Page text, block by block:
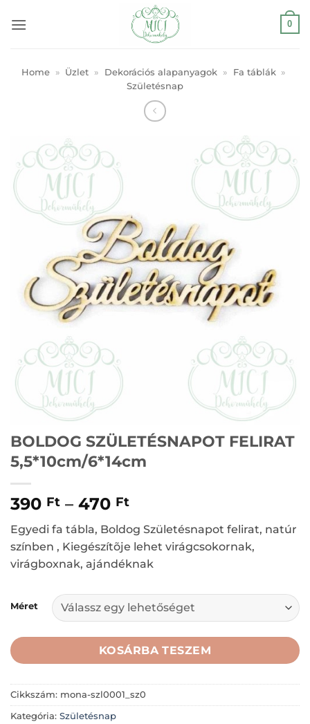
0
Home » Üzlet » Dekorációs alapanyagok » Fa táblák »
Születésnap
BOLDOG SZÜLETÉSNAPOT FELIRAT
5,5*10cm/6*14cm
390 Ft – 470 Ft
Egyedi fa tábla, Boldog Születésnapot felirat, natúr
színben , Kiegészítõje lehet virágcsokornak,
virágboxnak, ajándéknak
Méret
KOSÁRBA TESZEM
Cikkszám: mona-szl0001_sz0
Kategória: Születésnap